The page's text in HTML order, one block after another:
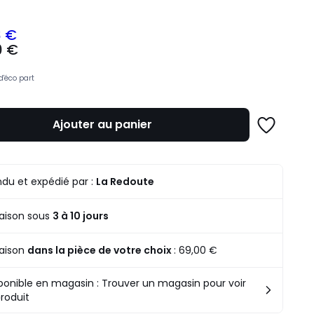
€
€
part
Ajouter au panier
Ajouter
et expédié par : La Redoute
sous 3 à 10 jours
dans la pièce de votre choix:69,00 €
en magasin : Trouver un magasin pour voir